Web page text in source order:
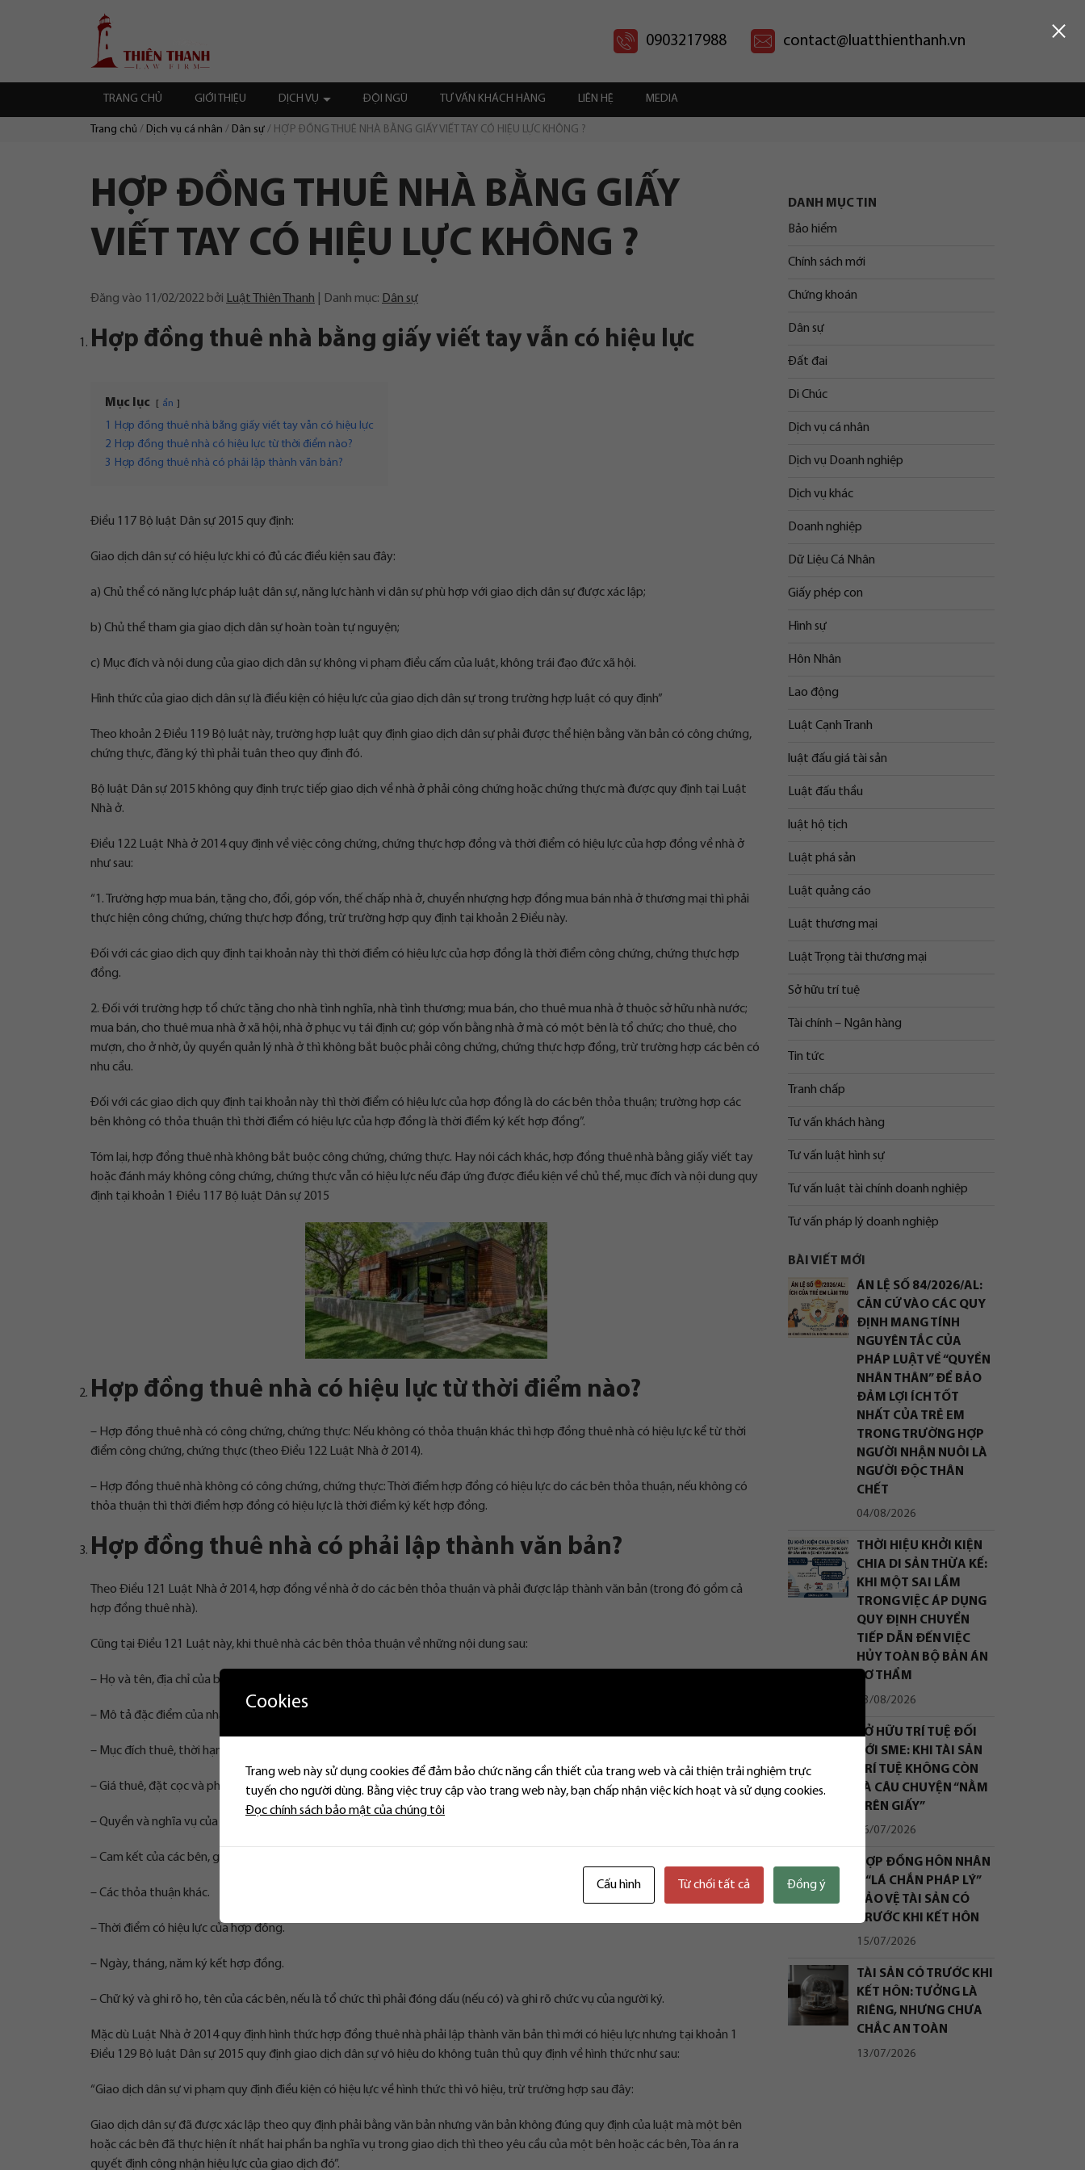
Trang
chủ
0903217988 contact@luatthienthanh.vn
TRANG CHỦ GIỚI THIỆU DỊCH VỤ ĐỘI NGŨ TƯ VẤN KHÁCH HÀNG LIÊN HỆ MEDIA
Duyệt:
Trang chủ Dịch vụ cá nhân Dân sự HỢP ĐỒNG THUÊ NHÀ BẰNG GIẤY VIẾT TAY CÓ HIỆU LỰC KHÔNG ?
HỢP ĐỒNG THUÊ NHÀ BẰNG GIẤY
VIẾT TAY CÓ HIỆU LỰC KHÔNG ?
Đăng vào 11/02/2022 bởi Luật Thiên Thanh Danh mục: Dân sự
Hợp đồng thuê nhà bằng giấy viết tay vẫn có hiệu lực
Mục lục ẩn
1 Hợp đồng thuê nhà bằng giấy viết tay vẫn có hiệu lực
2 Hợp đồng thuê nhà có hiệu lực từ thời điểm nào?
3 Hợp đồng thuê nhà có phải lập thành văn bản?
Điều 117 Bộ luật Dân sự 2015 quy định:
Giao dịch dân sự có hiệu lực khi có đủ các điều kiện sau đây:
a) Chủ thể có năng lực pháp luật dân sự, năng lực hành vi dân sự phù hợp với giao dịch dân sự được xác lập;
b) Chủ thể tham gia giao dịch dân sự hoàn toàn tự nguyện;
c) Mục đích và nội dung của giao dịch dân sự không vi phạm điều cấm của luật, không trái đạo đức xã hội.
Hình thức của giao dịch dân sự là điều kiện có hiệu lực của giao dịch dân sự trong trường hợp luật có quy định”
Theo khoản 2 Điều 119 Bộ luật này, trường hợp luật quy định giao dịch dân sự phải được thể hiện bằng văn bản có công chứng,
chứng thực, đăng ký thì phải tuân theo quy định đó.
Bộ luật Dân sự 2015 không quy định trực tiếp giao dịch về nhà ở phải công chứng hoặc chứng thực mà được quy định tại Luật
Nhà ở.
Điều 122 Luật Nhà ở 2014 quy định về việc công chứng, chứng thực hợp đồng và thời điểm có hiệu lực của hợp đồng về nhà ở
như sau:
“1. Trường hợp mua bán, tặng cho, đổi, góp vốn, thế chấp nhà ở, chuyển nhượng hợp đồng mua bán nhà ở thương mại thì phải
thực hiện công chứng, chứng thực hợp đồng, trừ trường hợp quy định tại khoản 2 Điều này.
Đối với các giao dịch quy định tại khoản này thì thời điểm có hiệu lực của hợp đồng là thời điểm công chứng, chứng thực hợp
đồng.
2. Đối với trường hợp tổ chức tặng cho nhà tình nghĩa, nhà tình thương; mua bán, cho thuê mua nhà ở thuộc sở hữu nhà nước;
mua bán, cho thuê mua nhà ở xã hội, nhà ở phục vụ tái định cư; góp vốn bằng nhà ở mà có một bên là tổ chức; cho thuê, cho
mượn, cho ở nhờ, ủy quyền quản lý nhà ở thì không bắt buộc phải công chứng, chứng thực hợp đồng, trừ trường hợp các bên có
nhu cầu.
Đối với các giao dịch quy định tại khoản này thì thời điểm có hiệu lực của hợp đồng là do các bên thỏa thuận; trường hợp các
bên không có thỏa thuận thì thời điểm có hiệu lực của hợp đồng là thời điểm ký kết hợp đồng”.
Tóm lại, hợp đồng thuê nhà không bắt buộc công chứng, chứng thực. Hay nói cách khác, hợp đồng thuê nhà bằng giấy viết tay
hoặc đánh máy không công chứng, chứng thực vẫn có hiệu lực nếu đáp ứng được điều kiện về chủ thể, mục đích và nội dung quy
định tại khoản 1 Điều 117 Bộ luật Dân sự 2015
Hợp đồng thuê nhà có hiệu lực từ thời điểm nào?
– Hợp đồng thuê nhà có công chứng, chứng thực: Nếu không có thỏa thuận khác thì hợp đồng thuê nhà có hiệu lực kể từ thời
điểm công chứng, chứng thực (theo Điều 122 Luật Nhà ở 2014).
– Hợp đồng thuê nhà không có công chứng, chứng thực: Thời điểm hợp đồng có hiệu lực do các bên thỏa thuận, nếu không có
thỏa thuận thì thời điểm hợp đồng có hiệu lực là thời điểm ký kết hợp đồng.
Hợp đồng thuê nhà có phải lập thành văn bản?
Theo Điều 121 Luật Nhà ở 2014, hợp đồng về nhà ở do các bên thỏa thuận và phải được lập thành văn bản (trong đó gồm cả
hợp đồng thuê nhà).
Cũng tại Điều 121 Luật này, khi thuê nhà các bên thỏa thuận về những nội dung sau:
– Họ và tên, địa chỉ của bên cho thuê và bên thuê nhà ở.
– Mô tả đặc điểm của nhà ở cho thuê.
– Mục đích thuê, thời hạn thuê, chấm dứt hợp đồng.
– Giá thuê, đặt cọc và phương thức thanh toán.
– Quyền và nghĩa vụ của bên cho thuê, bên thuê.
– Cam kết của các bên, giải quyết tranh chấp.
– Các thỏa thuận khác.
– Thời điểm có hiệu lực của hợp đồng.
– Ngày, tháng, năm ký kết hợp đồng.
– Chữ ký và ghi rõ họ, tên của các bên, nếu là tổ chức thì phải đóng dấu (nếu có) và ghi rõ chức vụ của người ký.
Mặc dù Luật Nhà ở 2014 quy định hình thức hợp đồng thuê nhà phải lập thành văn bản thì mới có hiệu lực nhưng tại khoản 1
Điều 129 Bộ luật Dân sự 2015 quy định giao dịch dân sự vô hiệu do không tuân thủ quy định về hình thức như sau:
“Giao dịch dân sự vi phạm quy định điều kiện có hiệu lực về hình thức thì vô hiệu, trừ trường hợp sau đây:
Giao dịch dân sự đã được xác lập theo quy định phải bằng văn bản nhưng văn bản không đúng quy định của luật mà một bên
hoặc các bên đã thực hiện ít nhất hai phần ba nghĩa vụ trong giao dịch thì theo yêu cầu của một bên hoặc các bên, Tòa án ra
quyết định công nhận hiệu lực của giao dịch đó”.
DANH MỤC TIN
Bảo hiểm
Chính sách mới
Chứng khoán
Dân sự
Đất đai
Di Chúc
Dịch vụ cá nhân
Dịch vụ Doanh nghiệp
Dịch vụ khác
Doanh nghiệp
Dữ Liệu Cá Nhân
Giấy phép con
Hình sự
Hôn Nhân
Lao động
Luật Cạnh Tranh
luật đấu giá tài sản
Luật đấu thầu
luật hộ tịch
Luật phá sản
Luật quảng cáo
Luật thương mại
Luật Trọng tài thương mại
Sở hữu trí tuệ
Tài chính – Ngân hàng
Tin tức
Tranh chấp
Tư vấn khách hàng
Tư vấn luật hình sự
Tư vấn luật tài chính doanh nghiệp
Tư vấn pháp lý doanh nghiệp
BÀI VIẾT MỚI
ÁN LỆ SỐ 84/2026/AL:
CĂN CỨ VÀO CÁC QUY
ĐỊNH MANG TÍNH
NGUYÊN TẮC CỦA
PHÁP LUẬT VỀ “QUYỀN
NHÂN THÂN” ĐỂ BẢO
ĐẢM LỢI ÍCH TỐT
NHẤT CỦA TRẺ EM
TRONG TRƯỜNG HỢP
NGƯỜI NHẬN NUÔI LÀ
NGƯỜI ĐỘC THÂN
CHẾT
04/08/2026
THỜI HIỆU KHỞI KIỆN
CHIA DI SẢN THỪA KẾ:
KHI MỘT SAI LẦM
TRONG VIỆC ÁP DỤNG
QUY ĐỊNH CHUYỂN
TIẾP DẪN ĐẾN VIỆC
HỦY TOÀN BỘ BẢN ÁN
SƠ THẨM
03/08/2026
SỞ HỮU TRÍ TUỆ ĐỐI
VỚI SME: KHI TÀI SẢN
TRÍ TUỆ KHÔNG CÒN
LÀ CÂU CHUYỆN “NẰM
TRÊN GIẤY”
16/07/2026
HỢP ĐỒNG HÔN NHÂN
– “LÁ CHẮN PHÁP LÝ”
BẢO VỆ TÀI SẢN CÓ
TRƯỚC KHI KẾT HÔN
15/07/2026
TÀI SẢN CÓ TRƯỚC KHI
KẾT HÔN: TƯỞNG LÀ
RIÊNG, NHƯNG CHƯA
CHẮC AN TOÀN
13/07/2026
×
Cookies
Trang web này sử dụng cookies để đảm bảo chức năng cần thiết của trang web và cải thiện trải nghiệm trực
tuyến cho người dùng. Bằng việc truy cập vào trang web này, bạn chấp nhận việc kích hoạt và sử dụng cookies.
Đọc chính sách bảo mật của chúng tôi
Cấu hình Từ chối tất cả Đồng ý